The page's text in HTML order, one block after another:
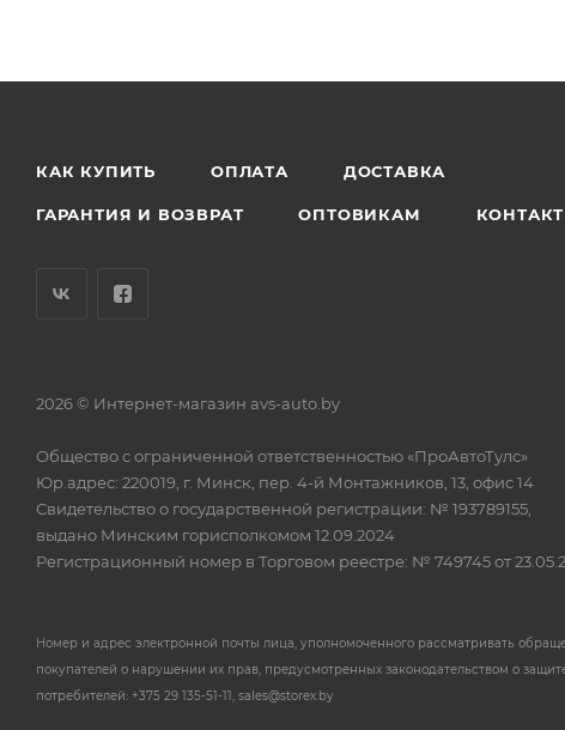
КАК КУПИТЬ ОПЛАТА ДОСТАВКА
ГАРАНТИЯ И ВОЗВРАТ ОПТОВИКАМ
2026 © Интернет-магазин avs-auto.by
Общество с ограниченной ответственностью «ПроАвтоТулс»
Юр.адрес: 220019, г. Минск, пер. 4-й Монтажников, 13, офис 14
Свидетельство о государственной регистрации: № 193789155,
выдано Минским горисполкомом 12.09.2024
Регистрационный номер в Торговом реестре: № 749745 от
Номер и адрес электронной почты лица, уполномоченного рассматривать
покупателей о нарушении их прав, предусмотренных законодательством о
потребителей: +375 29 135-51-11, sales@storex.by